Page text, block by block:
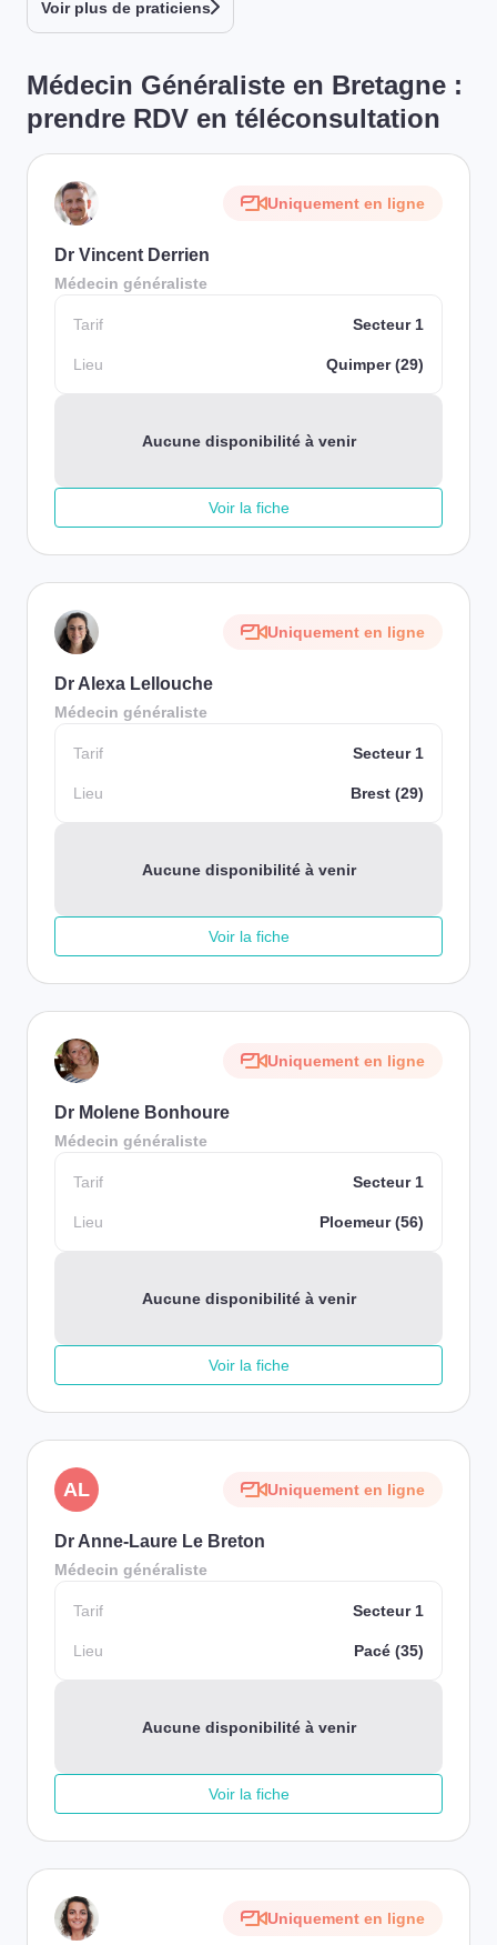
Voir plus de praticiens
Médecin Généraliste en Bretagne :
prendre RDV en téléconsultation
Uniquement en ligne
Dr Vincent Derrien
Médecin généraliste
Tarif Secteur 1
Lieu Quimper (29)
Aucune disponibilité à venir
Voir la fiche
Uniquement en ligne
Dr Alexa Lellouche
Médecin généraliste
Tarif Secteur 1
Lieu Brest (29)
Aucune disponibilité à venir
Voir la fiche
Uniquement en ligne
Dr Molene Bonhoure
Médecin généraliste
Tarif Secteur 1
Lieu Ploemeur (56)
Aucune disponibilité à venir
Voir la fiche
AL Uniquement en ligne
Dr Anne-Laure Le Breton
Médecin généraliste
Tarif Secteur 1
Lieu Pacé (35)
Aucune disponibilité à venir
Voir la fiche
Uniquement en ligne